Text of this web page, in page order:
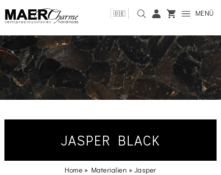
🇩🇪 MENÜ
JASPER BLACK
Home » Materialien » Jasper